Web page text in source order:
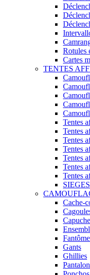
Rotules
Cartes
TENTES
Tentes
Tentes
Tentes
Tentes
Tentes
Tentes
Tentes
Cache-
Gants
Ghillies